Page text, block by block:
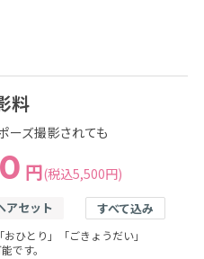
料
ーズ撮影されても
円(税込5,500円)
アセット すべて込み
ひとり」「ごきょうだい」
です。